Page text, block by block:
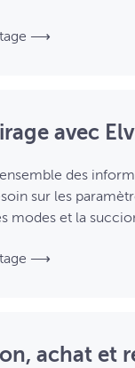
⟶
avec
des
sur les
modes et la
⟶
achat et